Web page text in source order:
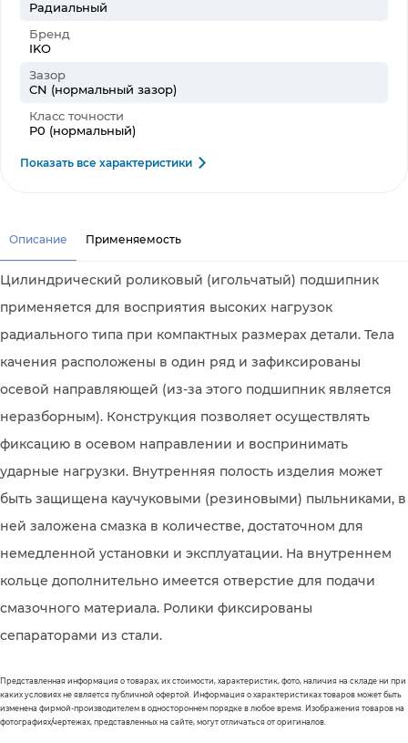
Радиальный
Бренд
IKO
Зазор
CN (нормальный зазор)
Класс точности
P0 (нормальный)
Показать все характеристики
Описание Применяемость
Цилиндрический роликовый (игольчатый) подшипник
применяется для восприятия высоких нагрузок
радиального типа при компактных размерах детали. Тела
качения расположены в один ряд и зафиксированы
осевой направляющей (из-за этого подшипник является
неразборным). Конструкция позволяет осуществлять
фиксацию в осевом направлении и воспринимать
ударные нагрузки. Внутренняя полость изделия может
быть защищена каучуковыми (резиновыми) пыльниками, в
ней заложена смазка в количестве, достаточном для
немедленной установки и эксплуатации. На внутреннем
кольце дополнительно имеется отверстие для подачи
смазочного материала. Ролики фиксированы
сепараторами из стали.
Представленная информация о товарах, их стоимости, характеристик, фото, наличия на складе ни при
каких условиях не является публичной офертой. Информация о характеристиках товаров может быть
изменена фирмой-производителем в одностороннем порядке в любое время. Изображения товаров на
фотографиях/чертежах, представленных на сайте, могут отличаться от оригиналов.